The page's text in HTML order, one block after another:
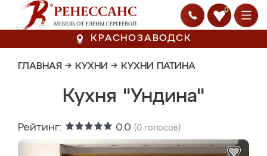
0
КРАСНОЗАВОДСК
ГЛАВНАЯ → КУХНИ → КУХНИ ПАТИНА
Кухня "Ундина"
Рейтинг: 0.0 (0 голосов)